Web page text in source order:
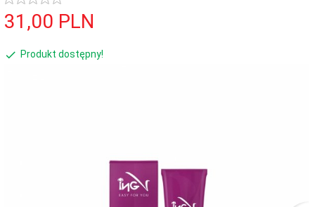
31,00 PLN
Produkt dostępny!